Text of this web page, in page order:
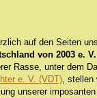
auf den Seiten
von 2003 e. V.
Rasse, unter dem
e. V. (VDT), stellen
unserer